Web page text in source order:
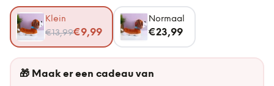
Klein
€13,99
Nu voor€9,99
Normaal
€23,99
🎁 Maak er een cadeau van